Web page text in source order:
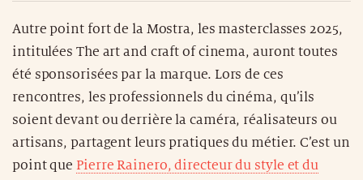
Autre point fort de la Mostra, les masterclasses 2025,
intitulées The art and craft of cinema, auront toutes
été sponsorisées par la marque. Lors de ces
rencontres, les professionnels du cinéma, qu’ils
soient devant ou derrière la caméra, réalisateurs ou
artisans, partagent leurs pratiques du métier. C’est un
point que Pierre Rainero, directeur du style et du